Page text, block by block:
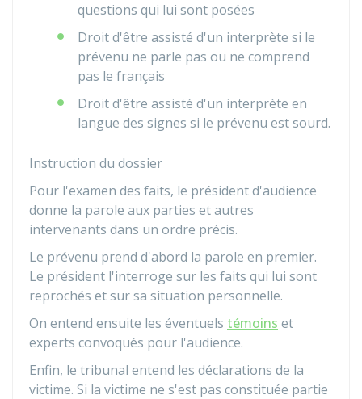
questions qui lui sont posées
Droit d'être assisté d'un interprète si le
prévenu ne parle pas ou ne comprend
pas le français
Droit d'être assisté d'un interprète en
langue des signes si le prévenu est sourd.
Instruction du dossier
Pour l'examen des faits, le président d'audience
donne la parole aux parties et autres
intervenants dans un ordre précis.
Le prévenu prend d'abord la parole en premier.
Le président l'interroge sur les faits qui lui sont
reprochés et sur sa situation personnelle.
On entend ensuite les éventuels témoins et
experts convoqués pour l'audience.
Enfin, le tribunal entend les déclarations de la
victime. Si la victime ne s'est pas constituée partie